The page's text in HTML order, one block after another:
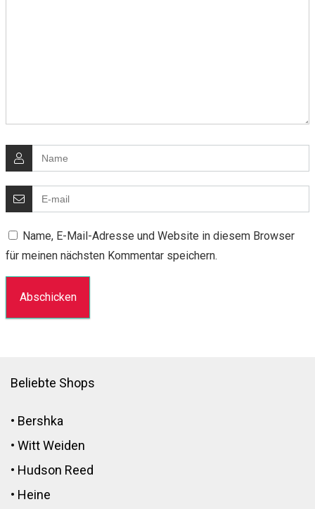
Name, E-Mail-Adresse und Website in diesem Browser
für meinen nächsten Kommentar speichern.
Beliebte Shops
• Bershka
• Witt Weiden
• Hudson Reed
• Heine